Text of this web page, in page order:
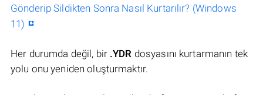
Gönderip Sildikten Sonra Nasıl Kurtarılır? (Windows
11)
Her durumda değil, bir .YDR dosyasını kurtarmanın tek
yolu onu yeniden oluşturmaktır.